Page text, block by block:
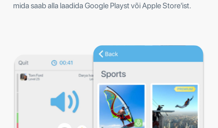
mida saab alla laadida Google Playst või Apple Store'ist.